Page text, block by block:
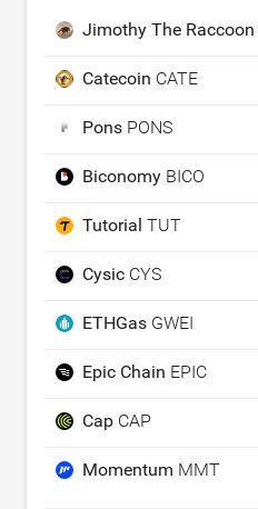
Jimothy The Raccoon
Catecoin CATE
Pons PONS
Biconomy BICO
Tutorial TUT
Cysic CYS
ETHGas GWEI
Epic Chain EPIC
Cap CAP
Momentum MMT